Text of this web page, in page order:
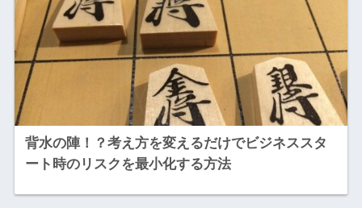
背水の陣！？考え方を変えるだけでビジネススタ
ート時のリスクを最小化する方法